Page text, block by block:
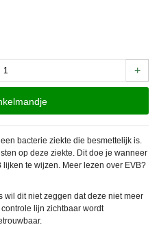
+
bacterie ziekte die besmettelijk is.
op deze ziekte. Dit doe je wanneer
te wijzen. Meer lezen over EVB?
wil dit niet zeggen dat deze niet meer
lijn zichtbaar wordt